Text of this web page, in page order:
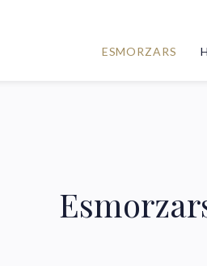
ESMORZARS